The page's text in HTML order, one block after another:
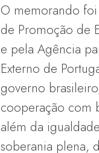
O memorando
de Promoção de
e pela Agência
Externo de
governo
cooperação com
além da
soberania plena,